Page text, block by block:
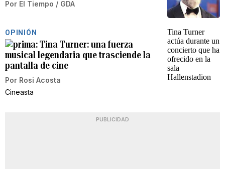
Por El Tiempo / GDA
OPINIÓN
Tina Turner: una fuerza
musical legendaria que trasciende la
pantalla de cine
Por Rosi Acosta
Cineasta
PUBLICIDAD